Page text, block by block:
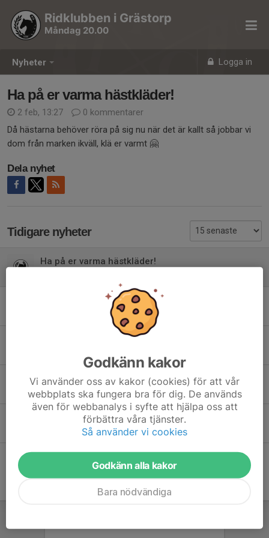
Nyheter Logga in
Ridklubben i Grästorp
Måndag 20.00
Ha på er varma hästkläder!
2 feb, 13:27
0 kommentarer
Då hästarna behöver röra på sig nu när det är kallt så jobbar vi
dom från marken ikväll, klä er varmt 🤗
Dela nyhet
Tidigare nyheter
Ha på er varma hästkläder!
Välkommen till en ny termin på ridskolan!
Tack för den här terminen!
Mer info om nya hemsidan!
2 jun 2025 0
Uteritt idag
19 maj 2025 0
Godkänn kakor
Vi använder oss av kakor (cookies) för att vår
webbplats ska fungera bra för dig. De används
även för webbanalys i syfte att hjälpa oss att
förbättra våra tjänster.
Så använder vi cookies
Godkänn alla kakor
Bara nödvändiga